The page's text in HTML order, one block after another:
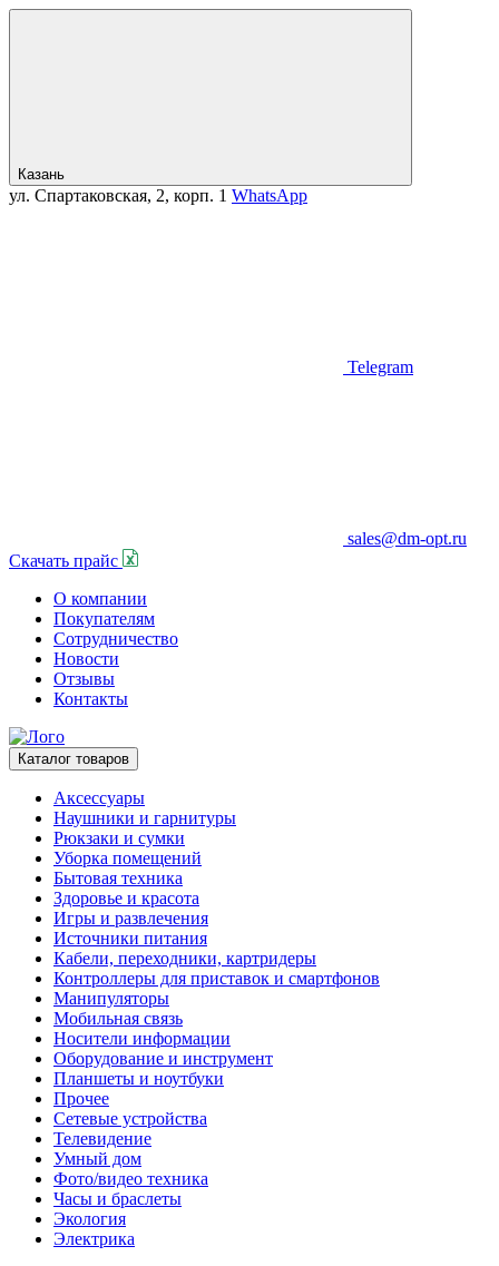
Казань
ул. Спартаковская, 2, корп. 1 WhatsApp
Telegram
sales@dm-opt.ru
Скачать прайс
О компании
Покупателям
Сотрудничество
Новости
Отзывы
Контакты
Каталог товаров
Аксессуары
Наушники и гарнитуры
Рюкзаки и сумки
Уборка помещений
Бытовая техника
Здоровье и красота
Игры и развлечения
Источники питания
Кабели, переходники, картридеры
Контроллеры для приставок и смартфонов
Манипуляторы
Мобильная связь
Носители информации
Оборудование и инструмент
Планшеты и ноутбуки
Прочее
Сетевые устройства
Телевидение
Умный дом
Фото/видео техника
Часы и браслеты
Экология
Электрика